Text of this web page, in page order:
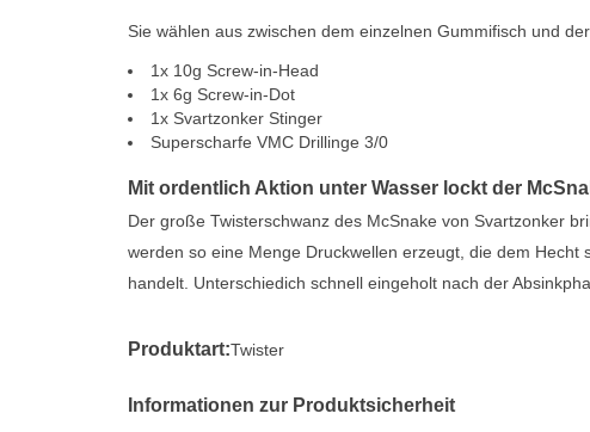
Sie wählen aus zwischen dem einzelnen Gummifisch und
1x 10g Screw-in-Head
1x 6g Screw-in-Dot
1x Svartzonker Stinger
Superscharfe VMC Drillinge 3/0
Mit ordentlich Aktion unter Wasser lockt der
Der große Twisterschwanz des McSnake von Svartzonker
werden so eine Menge Druckwellen erzeugt, die dem
handelt. Unterschiedich schnell eingeholt nach der
Produktart:Twister
Informationen zur Produktsicherheit